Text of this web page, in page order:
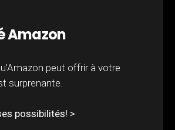
Amazon
peut offrir à votre
surprenante.
possibilités! >